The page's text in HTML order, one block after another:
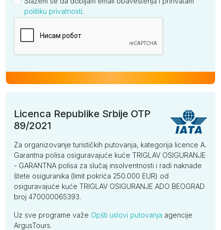
politiku privatnosti.
Licenca Republike Srbije OTP
89/2021
Za organizovanje turističkih putovanja, kategorija licence A.
Garantna polisa osiguravajuće kuće TRIGLAV OSIGURANJE
- GARANTNA polisa za slučaj insolventnosti i radi naknade
štete osiguranika (limit pokrića 250.000 EUR) od
osiguravajuće kuće TRIGLAV OSIGURANJE ADO BEOGRAD
broj 470000065393.
Uz sve programe važe Opšti uslovi putovanja agencije
ArgusTours.